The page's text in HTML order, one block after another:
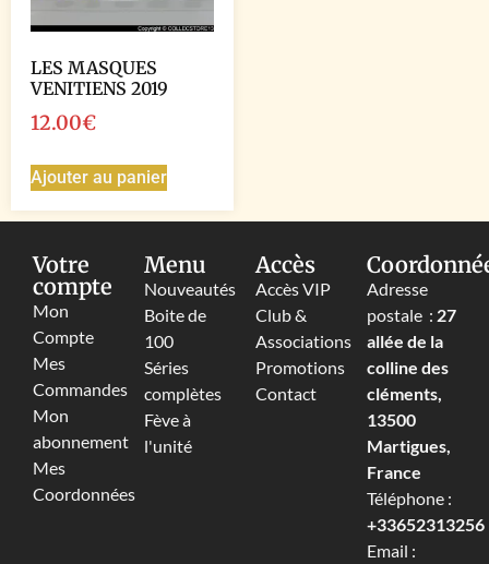
LES MASQUES
VENITIENS 2019
12.00€
Ajouter au panier
Votre
compte
Mon
Compte
Mes
Commandes
Mon
abonnement
Mes
Coordonnées
Menu
Nouveautés
Boite de
100
Séries
complètes
Fève à
l'unité
Accès
Accès VIP
Club &
Associations
Promotions
Contact
Adresse
postale : 27
allée de la
colline des
cléments,
13500
Martigues,
France
Téléphone :
+33652313256‬
Email :